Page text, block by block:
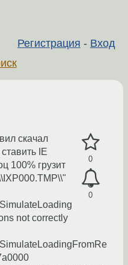
Регистрация - Вход
0
0
скачал
IE
100% грузит
not correctly